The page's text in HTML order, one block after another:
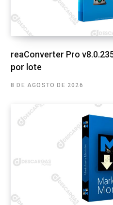
reaConverter Pro
por lote
8 DE AGOSTO DE 2026